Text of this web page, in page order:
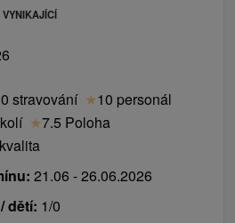
VYNIKAJÍCÍ
stravování ★10 personál
★7.5 Poloha
21.06 - 26.06.2026
dětí: 1/0